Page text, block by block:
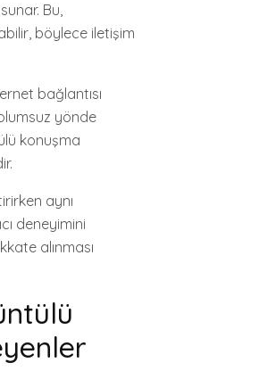
Bu,
böylece iletişim
bağlantısı
yönde
konuşma
aynı
deneyimini
alınması